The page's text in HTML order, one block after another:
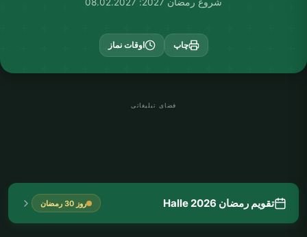
چاپ اوقات نماز
فضای تبلیغاتی
تقویم رمضان Halle 2026 روز 30 رمضان